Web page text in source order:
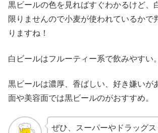
黒ビールの色を見ればすぐわかるけど、
限りませんので小麦が使われているかで
りますね！
白ビールはフルーティー系で飲みやすい。
黒ビールは濃厚、香ばしい、好き嫌いが
面や美容面では黒ビールのがおすすめ。
ぜひ、スーパーやドラッグ